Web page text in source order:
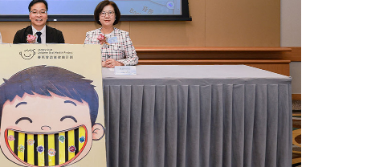
開洗衣機前用一物浸
然令白襪光潔如新？
奇偏方
｜塑膠保鮮盒洗極都
分享3大除味法寶
4
親子熱話｜幼稚園門外現「BB
5
11.1起未滿8歲及身高1.35米以
下兒童 坐私家車須強制用兒童